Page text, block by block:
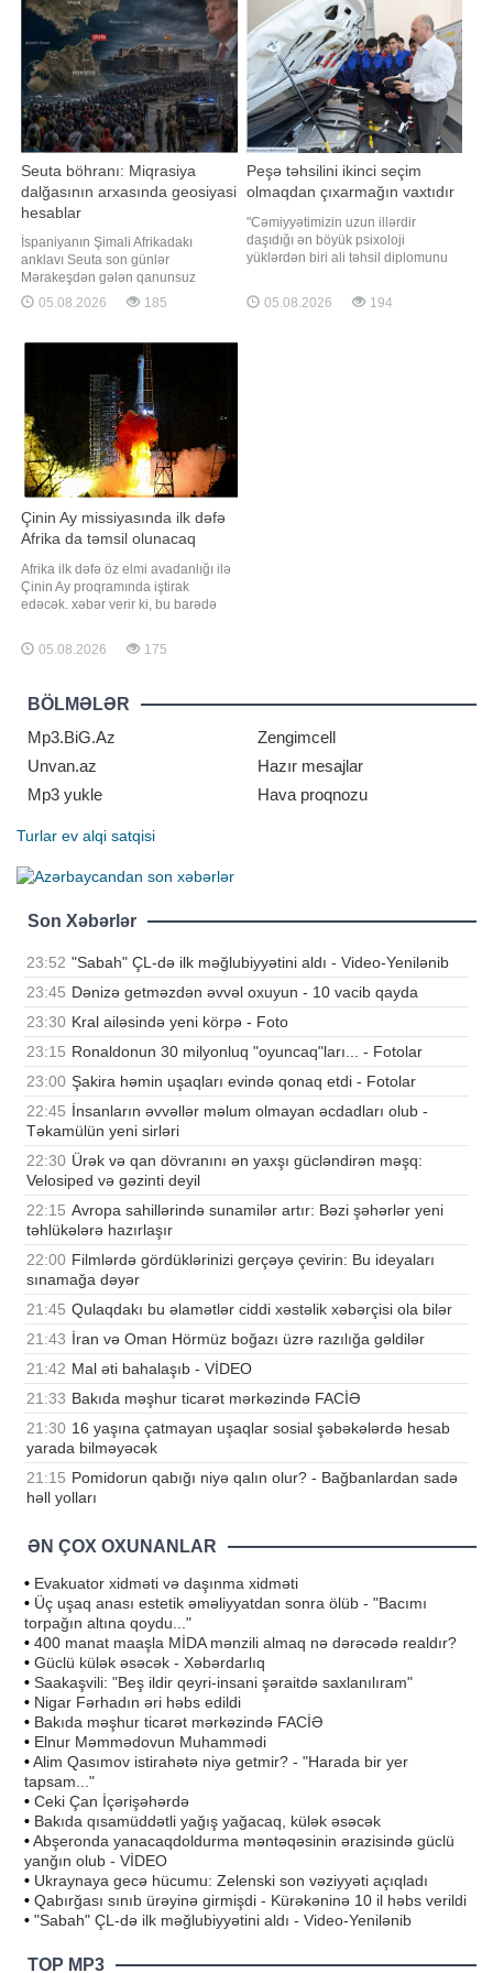
Ukrayna ərazisinə 24 ballistik raket,
4 "Tsirkon"
qədər risklidir və əksər hallarda
uzunmüddətli uğur vəd etmir"
Seuta böhranı: Miqrasiya
dalğasının arxasında geosiyasi
hesablar
İspaniyanın Şimali Afrikadakı
anklavı Seuta son günlər
Mərakeşdən gələn qanunsuz
miqrant axını səbəbindən ciddi
humanitar və təhlükəsizlik böhranı
dalğasından sonra şəhərdə faktiki
olaraq miqrasiya böhranı yaşanır".
Seuta rəhbəri Xuan Xesus Vivas
bildirib ki, qəbu
05.08.2026 185
Peşə təhsilini ikinci seçim
olmaqdan çıxarmağın vaxtıdır
"Cəmiyyətimizin uzun illərdir
daşıdığı ən böyük psixoloji
yüklərdən biri ali təhsil diplomunu
etməsidir. "Ali təhsili olsun,
ixtisasının fərqi yoxdur" düşüncəsi
05.08.2026 194
Çinin Ay missiyasında ilk dəfə
Afrika da təmsil olunacaq
Afrika ilk dəfə öz elmi avadanlığı ilə
Çinin Ay proqramında iştirak
edəcək. xəbər verir ki, bu barədə
yayıb. Cənubi Afrika Radio
Astronomiya Rəsədxanasının
və regional proqram meneceri Karla
Mitçell bildirib ki, Afrika Kosmo
05.08.2026 175
BÖLMƏLƏR
Mp3.BiG.Az
Zengimcell
Unvan.az
Hazır mesajlar
Mp3 yukle
Hava proqnozu
Turlar ev alqi satqisi
Son Xəbərlər
23:52 "Sabah" ÇL-də ilk məğlubiyyətini aldı - Video-Yenilənib
23:45 Dənizə getməzdən əvvəl oxuyun - 10 vacib qayda
23:30 Kral ailəsində yeni körpə - Foto
23:15 Ronaldonun 30 milyonluq "oyuncaq"ları... - Fotolar
23:00 Şakira həmin uşaqları evində qonaq etdi - Fotolar
22:45 İnsanların əvvəllər məlum olmayan əcdadları olub -
Təkamülün yeni sirləri
22:30 Ürək və qan dövranını ən yaxşı gücləndirən məşq:
Velosiped və gəzinti deyil
22:15 Avropa sahillərində sunamilər artır: Bəzi şəhərlər yeni
təhlükələrə hazırlaşır
22:00 Filmlərdə gördüklərinizi gerçəyə çevirin: Bu ideyaları
sınamağa dəyər
21:45 Qulaqdakı bu əlamətlər ciddi xəstəlik xəbərçisi ola bilər
21:43 İran və Oman Hörmüz boğazı üzrə razılığa gəldilər
21:42 Mal əti bahalaşıb - VİDEO
21:33 Bakıda məşhur ticarət mərkəzində FACİƏ
21:30 16 yaşına çatmayan uşaqlar sosial şəbəkələrdə hesab
yarada bilməyəcək
21:15 Pomidorun qabığı niyə qalın olur? - Bağbanlardan sadə
həll yolları
ƏN ÇOX OXUNANLAR
• Evakuator xidməti və daşınma xidməti
• Üç uşaq anası estetik əməliyyatdan sonra ölüb - "Bacımı
torpağın altına qoydu..."
• 400 manat maaşla MİDA mənzili almaq nə dərəcədə realdır?
• Güclü külək əsəcək - Xəbərdarlıq
• Saakaşvili: "Beş ildir qeyri-insani şəraitdə saxlanılıram"
• Nigar Fərhadın əri həbs edildi
• Bakıda məşhur ticarət mərkəzində FACİƏ
• Elnur Məmmədovun Muhammədi
•Alim Qasımov istirahətə niyə getmir? - "Harada bir yer
tapsam..."
• Ceki Çan İçərişəhərdə
• Bakıda qısamüddətli yağış yağacaq, külək əsəcək
•Abşeronda yanacaqdoldurma məntəqəsinin ərazisində güclü
yanğın olub - VİDEO
• Ukraynaya gecə hücumu: Zelenski son vəziyyəti açıqladı
• Qabırğası sınıb ürəyinə girmişdi - Kürəkəninə 10 il həbs verildi
• "Sabah" ÇL-də ilk məğlubiyyətini aldı - Video-Yenilənib
TOP MP3